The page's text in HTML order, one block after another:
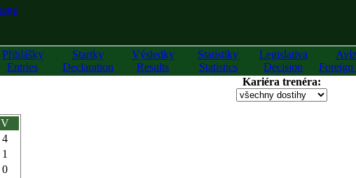
Přihlášky
Entries
Startky
Declaration
Výsledky
Results
Statistiky
Statistics
Legislativa
Decision
Foreign
Kariéra trenéra:
V
4
1
0